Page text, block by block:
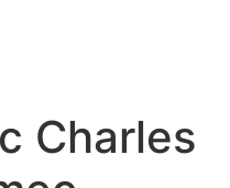
Charles